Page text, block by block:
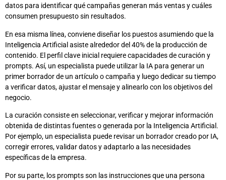
datos para identificar qué campañas generan más ventas y cuáles
consumen presupuesto sin resultados.
En esa misma línea, conviene diseñar los puestos asumiendo que la
Inteligencia Artificial asiste alrededor del 40% de la producción de
contenido. El perfil clave inicial requiere capacidades de curación y
prompts. Así, un especialista puede utilizar la IA para generar un
primer borrador de un artículo o campaña y luego dedicar su tiempo
a verificar datos, ajustar el mensaje y alinearlo con los objetivos del
negocio.
La curación consiste en seleccionar, verificar y mejorar información
obtenida de distintas fuentes o generada por la Inteligencia Artificial.
Por ejemplo, un especialista puede revisar un borrador creado por IA,
corregir errores, validar datos y adaptarlo a las necesidades
específicas de la empresa.
Por su parte, los prompts son las instrucciones que una persona